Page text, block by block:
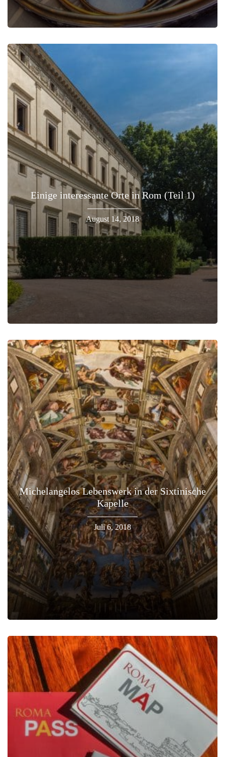
Einige interessante Orte in Rom (Teil 1)
August 14, 2018
Michelangelos Lebenswerk in der Sixtinische
Kapelle
Juli 6, 2018